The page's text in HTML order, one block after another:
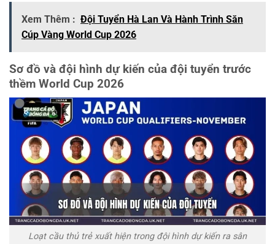
Xem Thêm : Đội Tuyển Hà Lan Và Hành Trình Săn
Cúp Vàng World Cup 2026
Sơ đồ và đội hình dự kiến của đội tuyển trước
thềm World Cup 2026
Loạt cầu thủ trẻ xuất hiện trong đội hình dự kiến ra sân